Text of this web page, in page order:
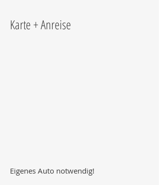
Karte + Anreise
Eigenes Auto notwendig!